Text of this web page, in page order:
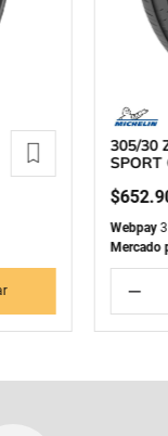
305/30
SPORT
$652.
Webpay
Mercado
－